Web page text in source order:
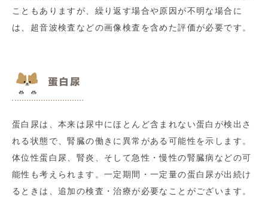
こともありますが、繰り返す場合や原因が不明な場合に
は、超音波検査などの画像検査を含めた評価が必要です。
蛋白尿
蛋白尿は、本来は尿中にほとんど含まれない蛋白が検出さ
れる状態で、腎臓の働きに異常がある可能性を示します。
体位性蛋白尿、腎炎、そして急性・慢性の腎臓病などの可
能性も考えられます。一定期間・一定量の蛋白尿が出続け
るときは、追加の検査・治療が必要なことがございます。